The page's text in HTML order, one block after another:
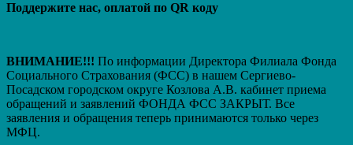
Поддержите нас, оплатой по QR коду
ВНИМАНИЕ!!! По информации Директора Филиала Фонда
Социального Страхования (ФСС) в нашем Сергиево-
Посадском городском округе Козлова А.В. кабинет приема
обращений и заявлений ФОНДА ФСС ЗАКРЫТ. Вcе
заявления и обращения теперь принимаются только через
МФЦ.